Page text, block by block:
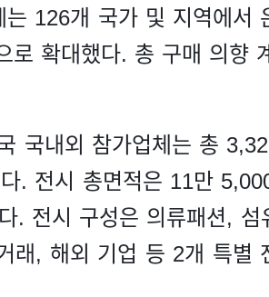
126개 국가 및 지역에서
로 확대했다. 총 구매 의향
국내외 참가업체는 총
. 전시 총면적은 11만
. 전시 구성은 의류패션,
래, 해외 기업 등 2개 특별